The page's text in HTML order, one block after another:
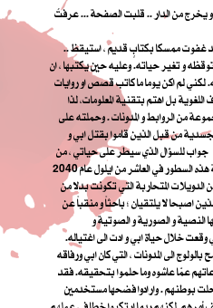
يخرج من الدار .. قلبت الصفحة ... عرفتُ
غفوت ممسكا بكتابٍ قديم ، استيقظ ..
توقظه و تغير حياته. وعليه حين يكتبها ، ان
لكني لم اكن يوما ما كاتب قصص او روايات
بل اهتم بتقنية المعلومات، لذا
من الروابط و المدونات . وحملته على
من قبل الذين قاموا بقتل ابي و
للسؤال الذي سيطر على حياتي ، من
قتل ابي ؟ هذا السؤال جعلني حتى كتابة هذه السطور في العاشر من ايلول عام 2040
المتحاربة التي تكونت بدلا من
اصبحا لا يلتقيان ؛ باحثاً و منقباً عن
النصية و الصورية و الصوتية و
خلال حياة ابي و ادت الى اغتياله.
الى المدونات ، التي كان ابي ورفاقه
عمّا عاشوه وما حلموا بتحقيقه. فقد
حلت بوطنهم . وارادوا فضحها مستخدمين